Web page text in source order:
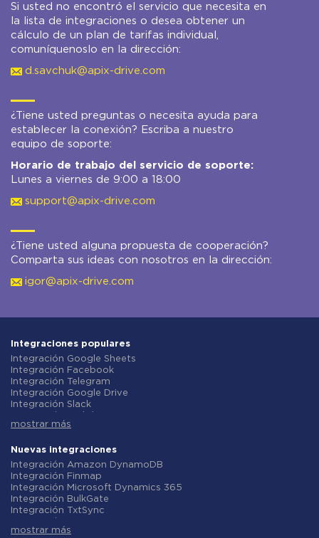
Si usted no encontró el servicio que necesita en
la lista de integraciones o desea obtener un
cálculo de un plan de tarifas individual,
comuníquenoslo en la dirección:
d.savchuk@apix-drive.com
¿Tiene usted preguntas o necesita ayuda para
establecer la conexión? Escriba a nuestro
equipo de soporte:
Horario de trabajo del servicio de soporte:
Lunes a viernes de 9:00 a 18:00
support@apix-drive.com
¿Tiene usted alguna propuesta de cooperación?
Comparta sus ideas con nosotros en la dirección:
igor@apix-drive.com
Integraciones populares
Integración Google Sheets
Integración Facebook
Integración Telegram
Integración Google Drive
Integración Slack
Integración Gmail
Integración ClickUp
Integración Airtable
Integración Google Contacts
Integración OpenAI (ChatGPT)
Integración Instagram
Integración ActiveCampaign
Integración Typeform
Integración Salesforce CRM
mostrar más
Nuevas integraciones
Integración Amazon DynamoDB
Integración Finmap
Integración Microsoft Dynamics 365
Integración BulkGate
Integración TxtSync
Integración Corezoid
mostrar más